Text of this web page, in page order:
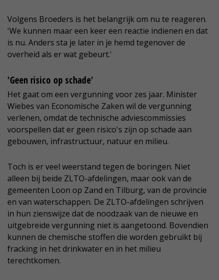
Volgens Broeders is het belangrijk om nu te reageren.
'We kunnen maar een keer een reactie indienen en dat
is nu. Anders sta je later in je hemd tegenover de
overheid als er wat gebeurt.'
'Geen risico op schade'
Het gaat om een vergunning voor zes jaar. Minister
Wiebes van Economische Zaken wil de vergunning
verlenen, omdat de technische adviescommissies
voorspellen dat er geen risico's zijn op schade aan
gebouwen, infrastructuur, natuur en milieu.
Toch is er veel weerstand tegen de boringen. Niet
alleen bij beide ZLTO-afdelingen, maar ook van de
gemeenten Loon op Zand en Tilburg, van de provincie
en van waterschappen. De ZLTO-afdelingen schrijven
in hun zienswijze dat de noodzaak van de nieuwe en
uitgebreide vergunning niet is aangetoond. Bovendien
kunnen de chemische stoffen die worden gebruikt bij
fracking in het drinkwater en in het milieu
terechtkomen.